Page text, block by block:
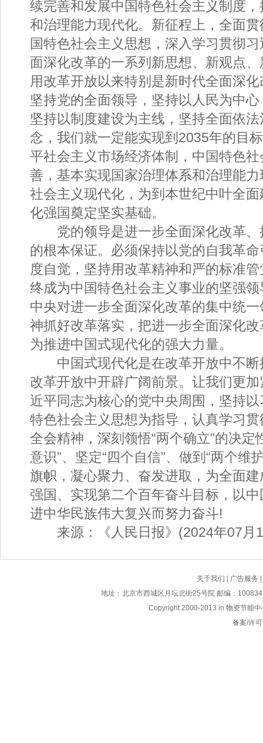
续完善和发展中国特色社会主义制度
和治理能力现代化。新征程上，全面
国特色社会主义思想，深入学习贯彻
面深化改革的一系列新思想、新观点
用改革开放以来特别是新时代全面深
坚持党的全面领导，坚持以人民为中
坚持以制度建设为主线，坚持全面依
念，我们就一定能实现到2035年的目
平社会主义市场经济体制，中国特色
善，基本实现国家治理体系和治理能
社会主义现代化，为到本世纪中叶全
化强国奠定坚实基础。
党的领导是进一步全面深化改革、
的根本保证。必须保持以党的自我革
度自觉，坚持用改革精神和严的标准
终成为中国特色社会主义事业的坚强
中央对进一步全面深化改革的集中统
神抓好改革落实，把进一步全面深化
为推进中国式现代化的强大力量。
中国式现代化是在改革开放中不断
改革开放中开辟广阔前景。让我们更
近平同志为核心的党中央周围，坚持
特色社会主义思想为指导，认真学习
全会精神，深刻领悟“两个确立”的决定
意识”、坚定“四个自信”、做到“两个维
旗帜，凝心聚力、奋发进取，为全面
强国、实现第二个百年奋斗目标，以
进中华民族伟大复兴而努力奋斗!
来源：《人民日报》(2024年07月
关于我们 广告服务
地址：北京市西城区月坛北街25号院 邮编：
Copyright 2000-2013 in 物资节能
备案/许